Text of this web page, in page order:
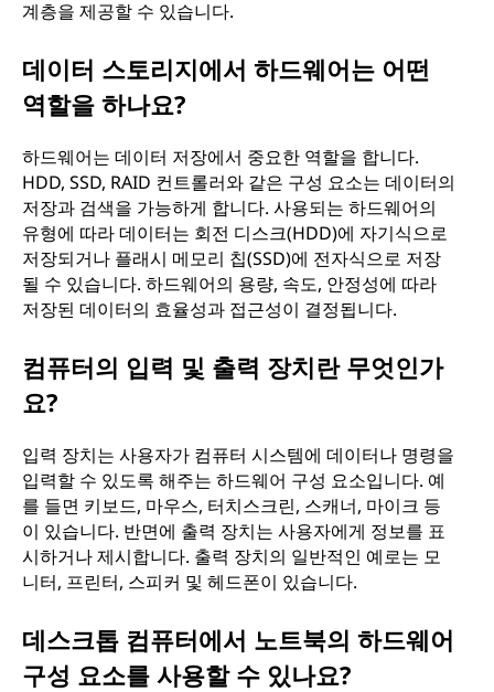
계층을 제공할 수 있습니다.
데이터 스토리지에서 하드웨어는 어떤
역할을 하나요?
하드웨어는 데이터 저장에서 중요한 역할을 합니다.
HDD, SSD, RAID 컨트롤러와 같은 구성 요소는 데이터의
저장과 검색을 가능하게 합니다. 사용되는 하드웨어의
유형에 따라 데이터는 회전 디스크(HDD)에 자기식으로
저장되거나 플래시 메모리 칩(SSD)에 전자식으로 저장
될 수 있습니다. 하드웨어의 용량, 속도, 안정성에 따라
저장된 데이터의 효율성과 접근성이 결정됩니다.
컴퓨터의 입력 및 출력 장치란 무엇인가
요?
입력 장치는 사용자가 컴퓨터 시스템에 데이터나 명령을
입력할 수 있도록 해주는 하드웨어 구성 요소입니다. 예
를 들면 키보드, 마우스, 터치스크린, 스캐너, 마이크 등
이 있습니다. 반면에 출력 장치는 사용자에게 정보를 표
시하거나 제시합니다. 출력 장치의 일반적인 예로는 모
니터, 프린터, 스피커 및 헤드폰이 있습니다.
데스크톱 컴퓨터에서 노트북의 하드웨어
구성 요소를 사용할 수 있나요?